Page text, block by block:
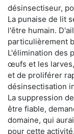
désinsectiseur,
La punaise de lit
l'être humain.
particulièrement
L'élimination des
œufs et les
et de proliférer
désinsectisation
La suppression
être fiable,
domaine, qui
pour cette activité.